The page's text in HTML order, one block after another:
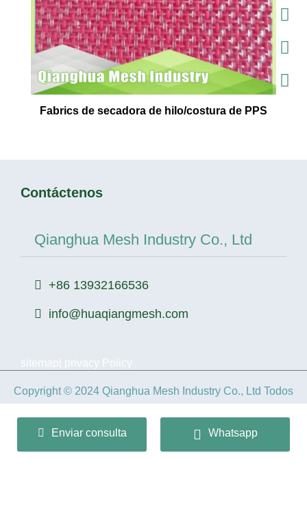
Fabrics de secadora de hilo/costura de PPS
Contáctenos
Qianghua Mesh Industry Co., Ltd
+86 13932166536
info@huaqiangmesh.com
sitemap privacy Policy
Copyright © 2024 Qianghua Mesh Industry Co., Ltd Todos
冀ICP备2026022362号-1
Enviar consulta Whatsapp